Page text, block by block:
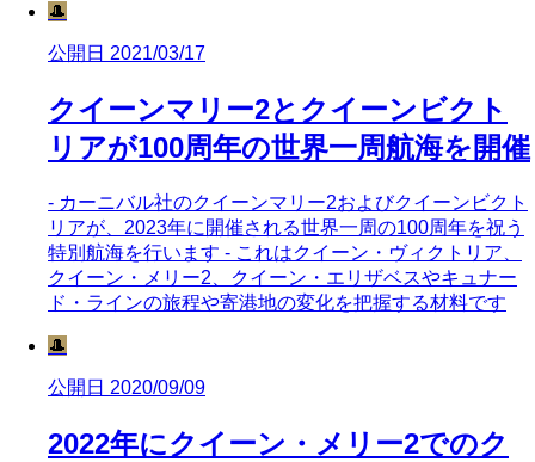
🎩
公開日 2021/03/17
クイーンマリー2とクイーンビクト
リアが100周年の世界一周航海を開催
- カーニバル社のクイーンマリー2およびクイーンビクト
リアが、2023年に開催される世界一周の100周年を祝う
特別航海を行います - これはクイーン・ヴィクトリア、
クイーン・メリー2、クイーン・エリザベスやキュナー
ド・ラインの旅程や寄港地の変化を把握する材料です
🎩
公開日 2020/09/09
2022年にクイーン・メリー2でのク